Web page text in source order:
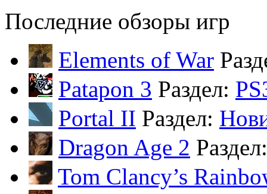
Последние обзоры игр
Elements of War
Patapon 3 Раздел:
Portal II Раздел:
Dragon Age 2
Tom Clancy’s